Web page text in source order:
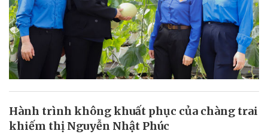
Hành trình không khuất phục của chàng trai
khiếm thị Nguyễn Nhật Phúc